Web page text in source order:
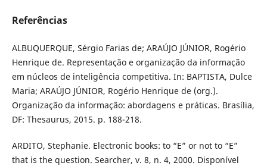
Referências
ALBUQUERQUE, Sérgio Farias de; ARAÚJO JÚNIOR, Rogério
Henrique de. Representação e organização da informação
em núcleos de inteligência competitiva. In: BAPTISTA, Dulce
Maria; ARAÚJO JÚNIOR, Rogério Henrique de (org.).
Organização da informação: abordagens e práticas. Brasília,
DF: Thesaurus, 2015. p. 188-218.
ARDITO, Stephanie. Electronic books: to “E” or not to “E”
that is the question. Searcher, v. 8, n. 4, 2000. Disponível